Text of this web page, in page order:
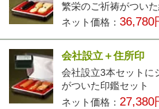
繁栄のご祈祷がつい
ネット価格：36,780
会社設立＋住所印
会社設立3本セットに
がついた印鑑セット
ネット価格： 27,380